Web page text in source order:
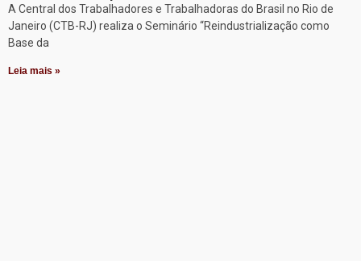
A Central dos Trabalhadores e Trabalhadoras do Brasil no Rio de
Janeiro (CTB-RJ) realiza o Seminário “Reindustrialização como
Base da
Leia mais »